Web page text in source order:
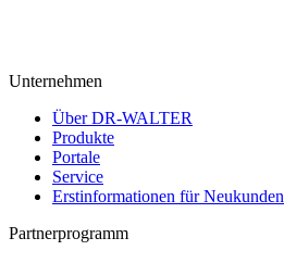
Unternehmen
Über DR-WALTER
Produkte
Portale
Service
Erstinformationen für Neukunden
Partnerprogramm